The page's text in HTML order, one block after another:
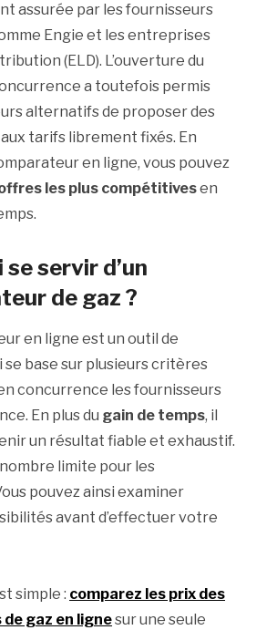
assurée par les fournisseurs
Engie et les entreprises
(ELD). L’ouverture du
a toutefois permis
alternatifs de proposer des
tarifs librement fixés. En
en ligne, vous pouvez
les plus compétitivesen
servir d’un
de gaz ?
en ligne est un outil de
se base sur plusieurs critères
concurrence les fournisseurs
En plus du gain de temps, il
un résultat fiable et exhaustif.
nombre limite pour les
pouvez ainsi examiner
avant d’effectuer votre
simple : comparez les prix des
gaz en lignesur une seule